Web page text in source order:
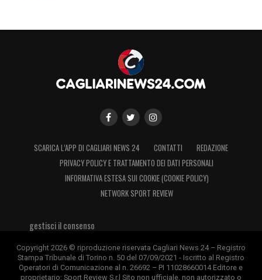
SCARICA L’APP DI CAGLIARI NEWS 24 CONTATTI
REDAZIONE
PRIVACY POLICY E TRATTAMENTO DEI DATI PERSONALI
INFORMATIVA ESTESA SUI COOKIE (COOKIE POLICY)
NETWORK SPORT REVIEW
gestisci il consenso
Copyright 2026 © riproduzione riservata Cagliari News 24 – Registro
Stampa Tribunale di Torino n. 50 del 07/09/2021 - Iscritto al Registro
Operatori di Comunicazione al n. 26692 – PI 11028660014 Editore e
proprietario: Sport Review S.r.l Sito non ufficiale, non autorizzato o